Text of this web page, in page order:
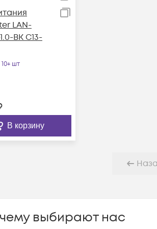
LAN-
BK C13-
10+ шт
В корзину
выбирают нас